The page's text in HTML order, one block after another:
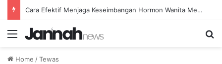
Cara Efektif Menjaga Keseimbangan Hormon Wanita Menjelang Menopause
Menu
Home /Tewas